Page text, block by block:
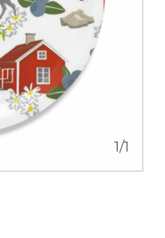
1/1